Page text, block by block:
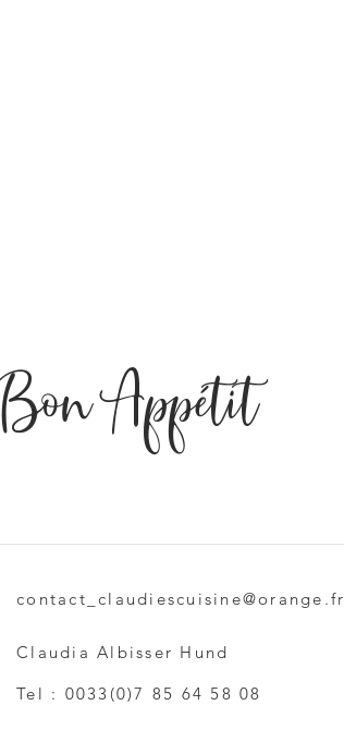
Bon Appétit
contact_claudiescuisine@orange.fr
Claudia Albisser Hund
Tel : 0033(0)7 85 64 58 08